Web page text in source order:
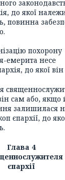
до якої
повинна
похорону
емерита несе
до якої
сам або, якщо
залишилася
єпархії, до
Глава 4
єпархії